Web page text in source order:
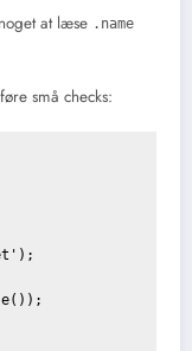
at læse .name
små checks: